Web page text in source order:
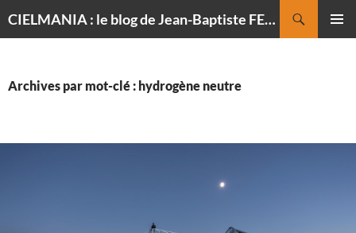
CIELMANIA : le blog de Jean-Baptiste FELDMANN, photographe du ciel
Archives par mot-clé : hydrogène neutre